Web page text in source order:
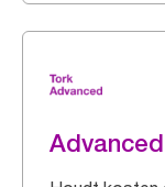
Advanced